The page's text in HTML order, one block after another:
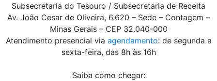
Subsecretaria do Tesouro / Subsecretaria de Receita
Av. João Cesar de Oliveira, 6.620 – Sede – Contagem –
Minas Gerais – CEP 32.040-000
Atendimento presencial via agendamento: de segunda a
sexta-feira, das 8h às 16h
Saiba como chegar: